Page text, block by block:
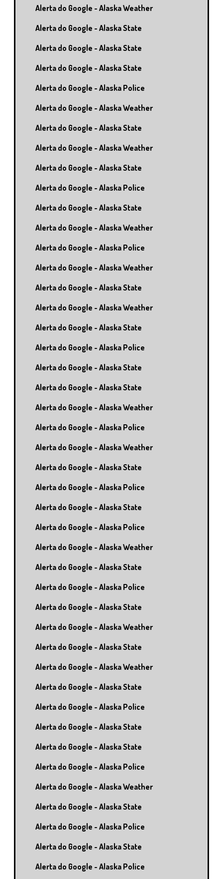
Alerta do Google - Alaska Weather
Alerta do Google - Alaska State
Alerta do Google - Alaska State
Alerta do Google - Alaska State
Alerta do Google - Alaska Police
Alerta do Google - Alaska Weather
Alerta do Google - Alaska State
Alerta do Google - Alaska Weather
Alerta do Google - Alaska State
Alerta do Google - Alaska Police
Alerta do Google - Alaska State
Alerta do Google - Alaska Weather
Alerta do Google - Alaska Police
Alerta do Google - Alaska Weather
Alerta do Google - Alaska State
Alerta do Google - Alaska Weather
Alerta do Google - Alaska State
Alerta do Google - Alaska Police
Alerta do Google - Alaska State
Alerta do Google - Alaska State
Alerta do Google - Alaska Weather
Alerta do Google - Alaska Police
Alerta do Google - Alaska Weather
Alerta do Google - Alaska State
Alerta do Google - Alaska Police
Alerta do Google - Alaska State
Alerta do Google - Alaska Police
Alerta do Google - Alaska Weather
Alerta do Google - Alaska State
Alerta do Google - Alaska Police
Alerta do Google - Alaska State
Alerta do Google - Alaska Weather
Alerta do Google - Alaska State
Alerta do Google - Alaska Weather
Alerta do Google - Alaska State
Alerta do Google - Alaska Police
Alerta do Google - Alaska State
Alerta do Google - Alaska State
Alerta do Google - Alaska Police
Alerta do Google - Alaska Weather
Alerta do Google - Alaska State
Alerta do Google - Alaska Police
Alerta do Google - Alaska State
Alerta do Google - Alaska Police